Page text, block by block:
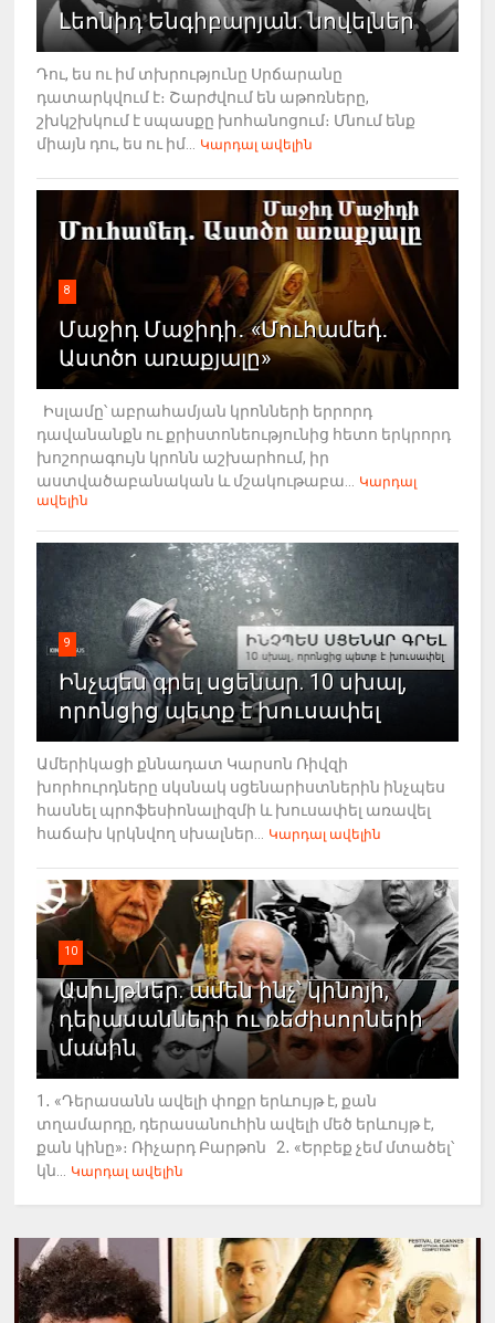
Լեոնիդ Ենգիբարյան. նովելներ
Դու, ես ու իմ տխրությունը Սրճարանը
դատարկվում է։ Շարժվում են աթոռները,
շխկշխկում է սպասքը խոհանոցում։ Մնում ենք
միայն դու, ես ու իմ...
Կարդալ ավելին
8
Մաջիդ Մաջիդի․ «Մուհամեդ․
Աստծո առաքյալը»
Իսլամը՝ աբրահամյան կրոնների երրորդ
դավանանքն ու քրիստոնեությունից հետո երկրորդ
խոշորագույն կրոնն աշխարհում, իր
աստվածաբանական և մշակութաբա...
Կարդալ
ավելին
9
Ինչպես գրել սցենար. 10 սխալ,
որոնցից պետք է խուսափել
Ամերիկացի քննադատ Կարսոն Ռիվզի
խորհուրդները սկսնակ սցենարիստներին ինչպես
հասնել պրոֆեսիոնալիզմի և խուսափել առավել
հաճախ կրկնվող սխալներ...
Կարդալ ավելին
10
Ասույթներ. ամեն ինչ՝ կինոյի,
դերասանների ու ռեժիսորների
մասին
1․ «Դերասանն ավելի փոքր երևույթ է, քան
տղամարդը, դերասանուհին ավելի մեծ երևույթ է,
քան կինը»։ Ռիչարդ Բարթոն 2․ «Երբեք չեմ մտածել՝
կն...
Կարդալ ավելին